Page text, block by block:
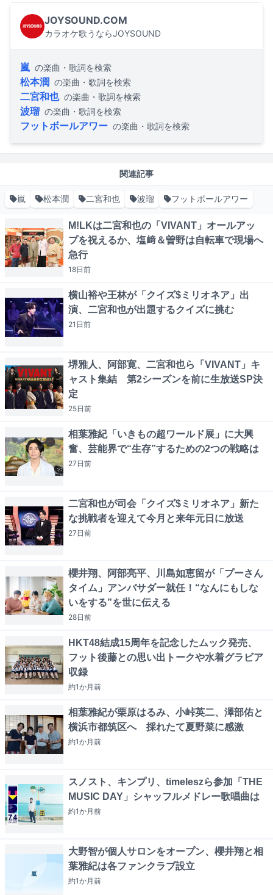
JOYSOUND.COM
カラオケ歌うならJOYSOUND
嵐 の楽曲・歌詞を検索
松本潤 の楽曲・歌詞を検索
二宮和也 の楽曲・歌詞を検索
波瑠 の楽曲・歌詞を検索
フットボールアワー の楽曲・歌詞を検索
関連記事
嵐 松本潤 二宮和也 波瑠 フットボールアワー
M!LKは二宮和也の「VIVANT」オールアッ
プを祝えるか、塩﨑＆曽野は自転車で現場へ
急行
18日前
横山裕や王林が「クイズ$ミリオネア」出
演、二宮和也が出題するクイズに挑む
21日前
堺雅人、阿部寛、二宮和也ら「VIVANT」キ
ャスト集結 第2シーズンを前に生放送SP決
定
25日前
相葉雅紀「いきもの超ワールド展」に大興
奮、芸能界で“生存”するための2つの戦略は
27日前
二宮和也が司会「クイズ$ミリオネア」新た
な挑戦者を迎えて今月と来年元日に放送
27日前
櫻井翔、阿部亮平、川島如恵留が「プーさん
タイム」アンバサダー就任！“なんにもしな
いをする”を世に伝える
28日前
HKT48結成15周年を記念したムック発売、
フット後藤との思い出トークや水着グラビア
収録
約1か月前
相葉雅紀が栗原はるみ、小峠英二、澤部佑と
横浜市都筑区へ 採れたて夏野菜に感激
約1か月前
スノスト、キンプリ、timeleszら参加「THE
MUSIC DAY」シャッフルメドレー歌唱曲は
約1か月前
大野智が個人サロンをオープン、櫻井翔と相
葉雅紀は各ファンクラブ設立
約1か月前